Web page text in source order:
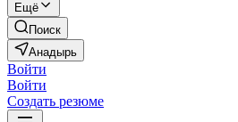
Ещё
Поиск
Анадырь
Войти
Войти
Создать резюме